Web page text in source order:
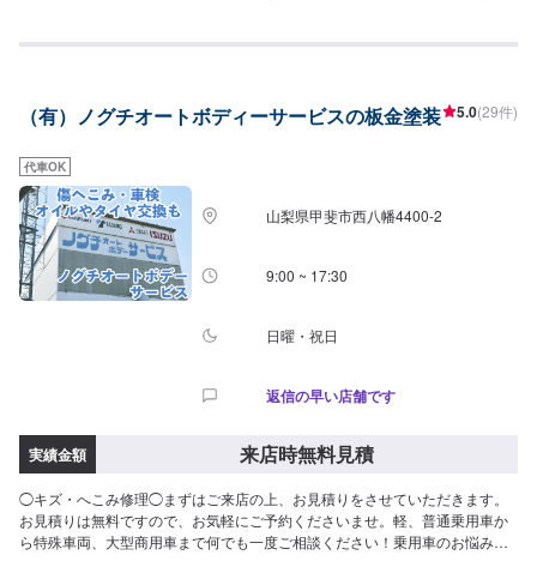
可能です。◆小キズバンパーやドアの小さなキズなど【費用】5,000円～【修
ヘコミなど【費用】35,000円～【修理時間】1日～◆事故車修理事故でのキ
モデル3350,000円ボルボV4033,000円アウディTT33,110円ダッジラムバン
630,000円日産マーチ66,484円MINIMINICooper550,000円ダイハツミラジー
ノ350,000円ホンダN-WGN200,000円お客様のご要望に合わせてきめ細やか
な対応と融通性、高い技術力には自信を持っています。《代車について》修
理・メンテナンス期間中は代車を無料で手配しております。※ガソリン代はお
客様にご負担いただきます。保険にご加入のお客様は入庫日にご加入の任意
保険の証券をお持ちください。※キズなどの状態により、納車時期が異なりま
（有）ノグチオートボディーサービスの板金塗装 5.0(29件)
代車OK
山梨県甲斐市西八幡4400-2
9:00 ~ 17:30
日曜・祝日
返信の早い店舗です
実績金額 来店時無料見積
◯キズ・へこみ修理◯まずはご来店の上、お見積りをさせていただきます。
お見積りは無料ですので、お気軽にご予約くださいませ。軽、普通乗用車か
ら特殊車両、大型商用車まで何でも一度ご相談ください！乗用車のお悩みは